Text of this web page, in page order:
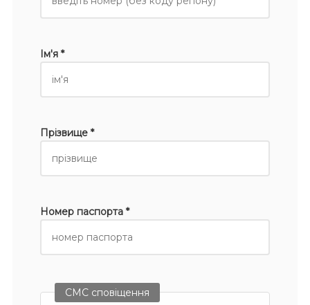
Ім'я *
Прізвище *
Номер паспорта *
СМС сповіщення